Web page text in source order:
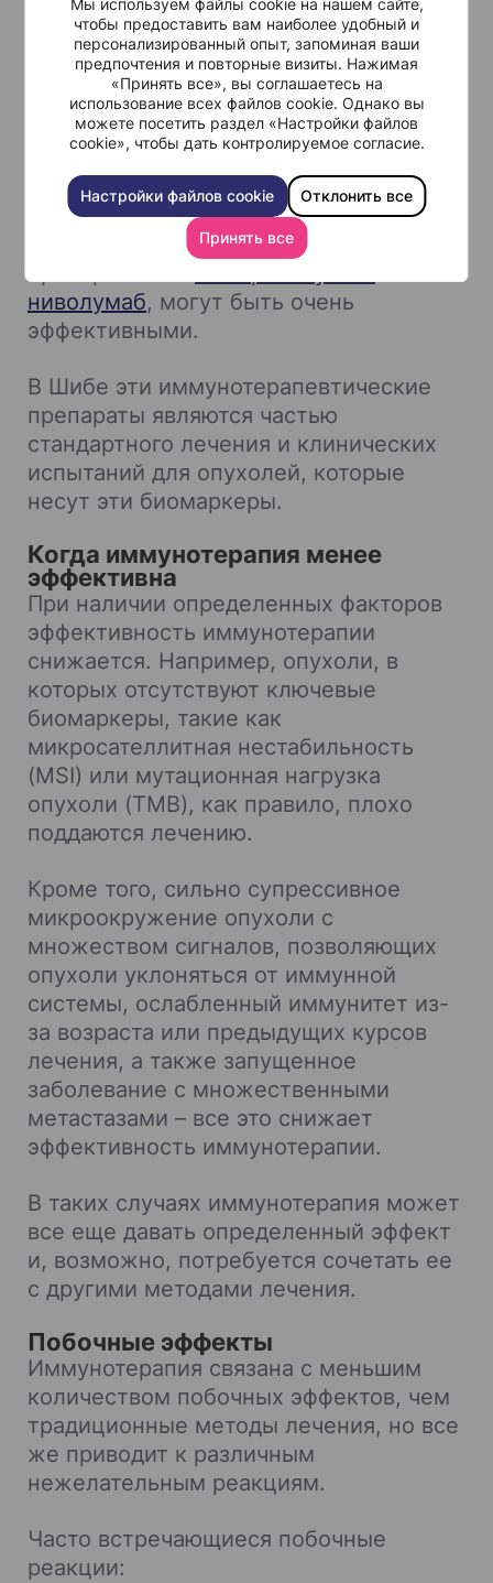
Мы используем файлы cookie на нашем сайте,
чтобы предоставить вам наиболее удобный и
персонализированный опыт, запоминая ваши
предпочтения и повторные визиты. Нажимая
«Принять все», вы соглашаетесь на
использование всех файлов cookie. Однако вы
можете посетить раздел «Настройки файлов
cookie», чтобы дать контролируемое согласие.
Настройки файлов cookie Отклонить все
Принять все
Опухоли с высокой микросателлитной
нестабильностью (MSI-High),
Опухоли с дефицитом репарации
неспаренных оснований (dMMR),
Высокая мутационная нагрузка опухоли
(TMB-high).
При наличии этих характеристик такие
ниволумаб, могут быть очень
эффективными.
В Шибе эти иммунотерапевтические
препараты являются частью
стандартного лечения и клинических
испытаний для опухолей, которые
несут эти биомаркеры.
Когда иммунотерапия менее
эффективна
При наличии определенных факторов
эффективность иммунотерапии
снижается. Например, опухоли, в
которых отсутствуют ключевые
биомаркеры, такие как
микросателлитная нестабильность
(MSI) или мутационная нагрузка
опухоли (TMB), как правило, плохо
поддаются лечению.
Кроме того, сильно супрессивное
микроокружение опухоли с
множеством сигналов, позволяющих
опухоли уклоняться от иммунной
системы, ослабленный иммунитет из-
за возраста или предыдущих курсов
лечения, а также запущенное
заболевание с множественными
метастазами – все это снижает
эффективность иммунотерапии.
В таких случаях иммунотерапия может
все еще давать определенный эффект
и, возможно, потребуется сочетать ее
с другими методами лечения.
Побочные эффекты
Иммунотерапия связана с меньшим
количеством побочных эффектов, чем
традиционные методы лечения, но все
же приводит к различным
нежелательным реакциям.
Часто встречающиеся побочные
реакции: